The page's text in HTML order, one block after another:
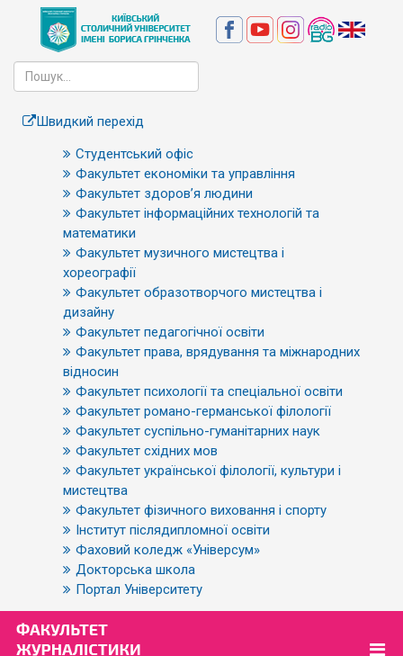
Швидкий перехід
Студентський офіс
Факультет економіки та управління
Факультет здоров’я людини
Факультет інформаційних технологій та
математики
Факультет музичного мистецтва і
хореографії
Факультет образотворчого мистецтва і
дизайну
Факультет педагогічної освіти
Факультет права, врядування та міжнародних
відносин
Факультет психології та спеціальної освіти
Факультет романо-германської філології
Факультет суспільно-гуманітарних наук
Факультет східних мов
Факультет української філології, культури і
мистецтва
Факультет фізичного виховання і спорту
Інститут післядипломної освіти
Фаховий коледж «Універсум»
Докторська школа
Портал Університету